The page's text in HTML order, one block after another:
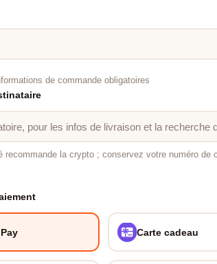
de commande obligatoires
recommande la crypto ; conservez votre numéro de
Carte cadeau